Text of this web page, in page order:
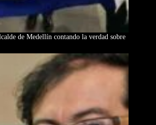
de Medellín contando la verdad sobre